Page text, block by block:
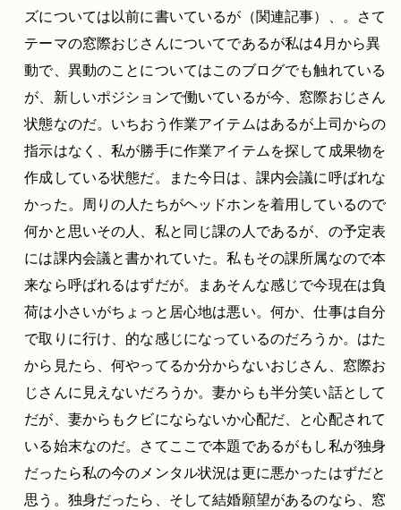
ズについては以前に書いているが（関連記事）、。さて
テーマの窓際おじさんについてであるが私は4月から異
動で、異動のことについてはこのブログでも触れている
が、新しいポジションで働いているが今、窓際おじさん
状態なのだ。いちおう作業アイテムはあるが上司からの
指示はなく、私が勝手に作業アイテムを探して成果物を
作成している状態だ。また今日は、課内会議に呼ばれな
かった。周りの人たちがヘッドホンを着用しているので
何かと思いその人、私と同じ課の人であるが、の予定表
には課内会議と書かれていた。私もその課所属なので本
来なら呼ばれるはずだが。まあそんな感じで今現在は負
荷は小さいがちょっと居心地は悪い。何か、仕事は自分
で取りに行け、的な感じになっているのだろうか。はた
から見たら、何やってるか分からないおじさん、窓際お
じさんに見えないだろうか。妻からも半分笑い話として
だが、妻からもクビにならないか心配だ、と心配されて
いる始末なのだ。さてここで本題であるがもし私が独身
だったら私の今のメンタル状況は更に悪かったはずだと
思う。独身だったら、そして結婚願望があるのなら、窓